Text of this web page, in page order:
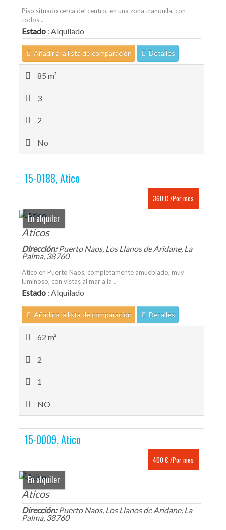
Piso situado cerca del centro, en una zona tranquila, con
todos ..
Estado : Alquilado
Añadir a la lista de comparación Detalles
85 m²
3
2
No
15-0188, Atico
360 € /Por mes
En alquiler
Aticos
Dirección:Puerto Naos, Los Llanos de Aridane, La
Palma, 38760
Ático en Puerto Naos, completamente amueblado, muy
luminoso, con vistas al mar a la ..
Estado : Alquilado
Añadir a la lista de comparación Detalles
62 m²
2
1
NO
15-0009, Atico
400 € /Por mes
En alquiler
Aticos
Dirección:Puerto Naos, Los Llanos de Aridane, La
Palma, 38760